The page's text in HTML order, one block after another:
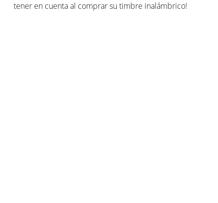
tener en cuenta al comprar su timbre inalámbrico!